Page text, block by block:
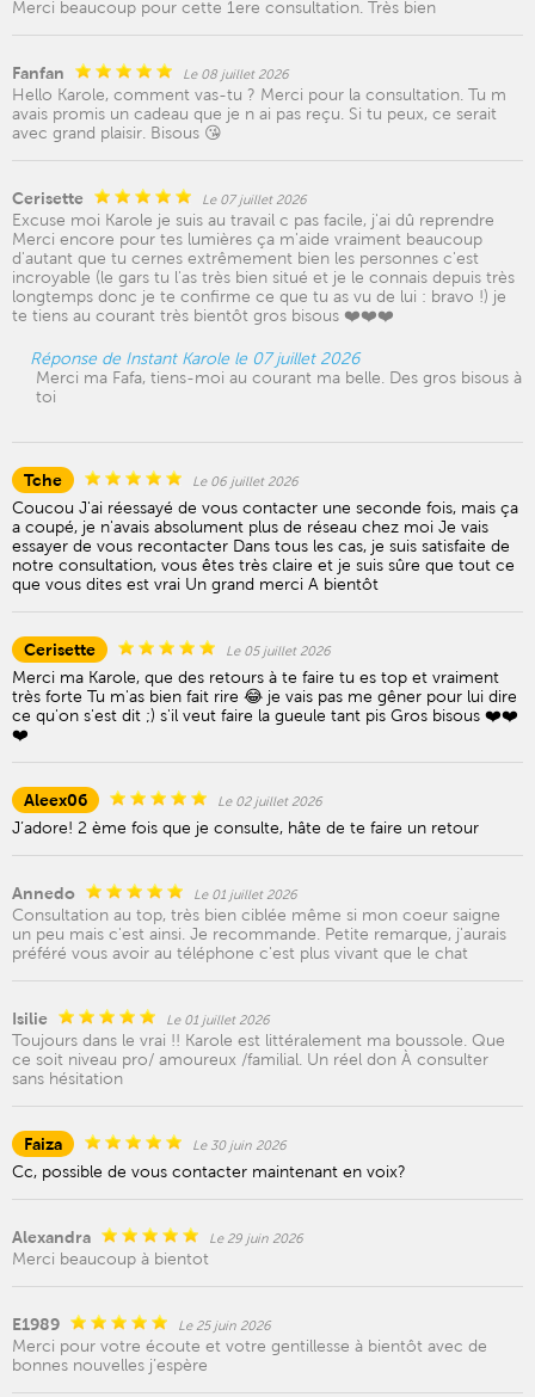
Merci beaucoup pour cette 1ere consultation. Très bien
Fanfan Le 08 juillet 2026
Hello Karole, comment vas-tu ? Merci pour la consultation. Tu m
avais promis un cadeau que je n ai pas reçu. Si tu peux, ce serait
avec grand plaisir. Bisous 😘
Cerisette Le 07 juillet 2026
Excuse moi Karole je suis au travail c pas facile, j'ai dû reprendre
Merci encore pour tes lumières ça m'aide vraiment beaucoup
d'autant que tu cernes extrêmement bien les personnes c'est
incroyable (le gars tu l'as très bien situé et je le connais depuis très
longtemps donc je te confirme ce que tu as vu de lui : bravo !) je
te tiens au courant très bientôt gros bisous ❤️❤️❤️
Réponse de Instant Karole le 07 juillet 2026
Merci ma Fafa, tiens-moi au courant ma belle. Des gros bisous à
toi
Tche Le 06 juillet 2026
Coucou J'ai réessayé de vous contacter une seconde fois, mais ça
a coupé, je n'avais absolument plus de réseau chez moi Je vais
essayer de vous recontacter Dans tous les cas, je suis satisfaite de
notre consultation, vous êtes très claire et je suis sûre que tout ce
que vous dites est vrai Un grand merci A bientôt
Cerisette Le 05 juillet 2026
Merci ma Karole, que des retours à te faire tu es top et vraiment
très forte Tu m'as bien fait rire 😂 je vais pas me gêner pour lui dire
ce qu'on s'est dit ;) s'il veut faire la gueule tant pis Gros bisous ❤️❤️
❤️
Aleex06 Le 02 juillet 2026
J’adore! 2 ème fois que je consulte, hâte de te faire un retour
Annedo Le 01 juillet 2026
Consultation au top, très bien ciblée même si mon coeur saigne
un peu mais c'est ainsi. Je recommande. Petite remarque, j'aurais
préféré vous avoir au téléphone c'est plus vivant que le chat
Isilie Le 01 juillet 2026
Toujours dans le vrai !! Karole est littéralement ma boussole. Que
ce soit niveau pro/ amoureux /familial. Un réel don À consulter
sans hésitation
Faiza Le 30 juin 2026
Cc, possible de vous contacter maintenant en voix?
Alexandra Le 29 juin 2026
Merci beaucoup à bientot
E1989 Le 25 juin 2026
Merci pour votre écoute et votre gentillesse à bientôt avec de
bonnes nouvelles j’espère